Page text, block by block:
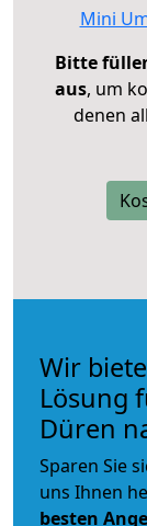
Mini
Bitte
aus, um
denen
Wir
Lösung
Düren
Sparen Sie
uns Ihnen
besten